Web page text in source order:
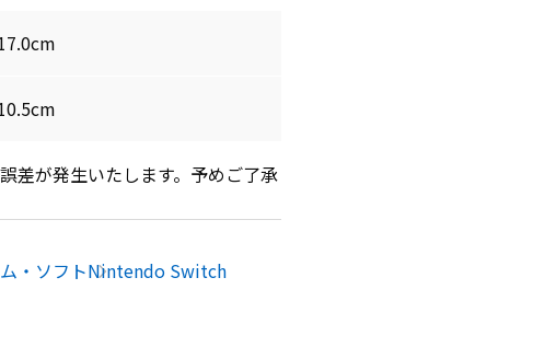
差が発生いたします。予めご了承
・ソフトNintendo Switch